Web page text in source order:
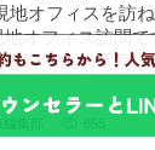
オフィスを訪
地オフィス訪問
留学生の写真